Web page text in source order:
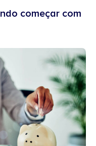
começar com